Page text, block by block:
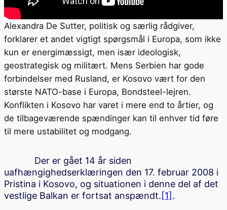
Alexandra De Sutter, politisk og særlig rådgiver,
forklarer et andet vigtigt spørgsmål i Europa, som ikke
kun er energimæssigt, men især ideologisk,
geostrategisk og militært. Mens Serbien har gode
forbindelser med Rusland, er Kosovo vært for den
største NATO-base i Europa, Bondsteel-lejren.
Konflikten i Kosovo har varet i mere end to årtier, og
de tilbageværende spændinger kan til enhver tid føre
til mere ustabilitet og modgang.
Der er gået 14 år siden
uafhængighedserklæringen den 17. februar 2008 i
Pristina i Kosovo, og situationen i denne del af det
vestlige Balkan er fortsat anspændt.[1] .